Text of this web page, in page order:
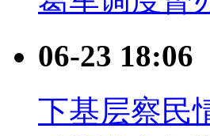
06-23 18:06
下基层察民